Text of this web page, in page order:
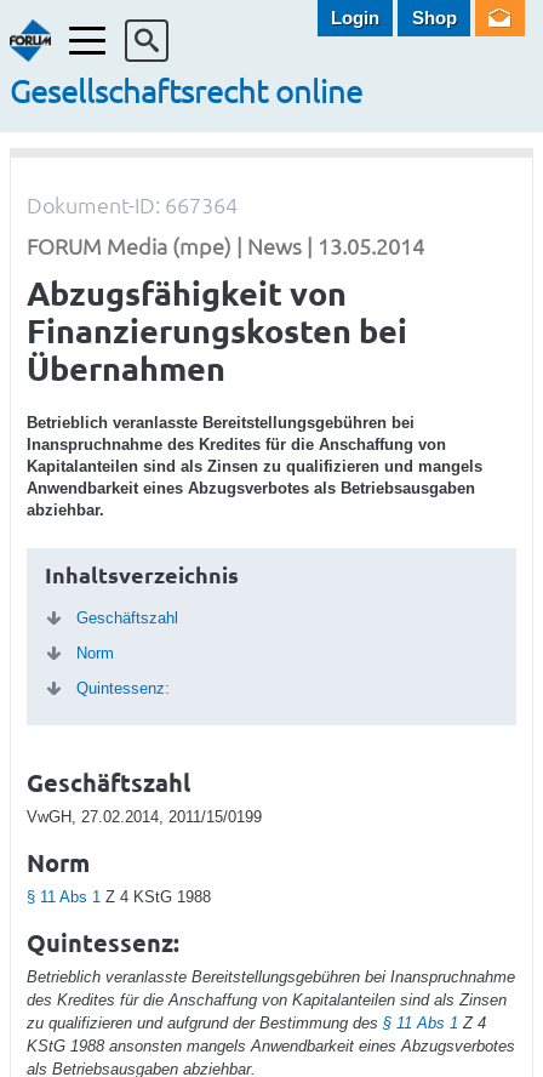
Menü
Gesellschaftsrecht online
Login Shop
Dokument-ID: 667364
FORUM Media (mpe) | News | 13.05.2014
Abzugsfähigkeit von
Finanzierungskosten bei
Übernahmen
Betrieblich veranlasste Bereitstellungsgebühren bei
Inanspruchnahme des Kredites für die Anschaffung von
Kapitalanteilen sind als Zinsen zu qualifizieren und mangels
Anwendbarkeit eines Abzugsverbotes als Betriebsausgaben
abziehbar.
Inhaltsverzeichnis
Geschäftszahl
Norm
Quintessenz:
Geschäftszahl
VwGH, 27.02.2014, 2011/15/0199
Norm
§ 11 Abs 1 Z 4 KStG 1988
Quintessenz:
Betrieblich veranlasste Bereitstellungsgebühren bei Inanspruchnahme
des Kredites für die Anschaffung von Kapitalanteilen sind als Zinsen
zu qualifizieren und aufgrund der Bestimmung des § 11 Abs 1 Z 4
KStG 1988 ansonsten mangels Anwendbarkeit eines Abzugsverbotes
als Betriebsausgaben abziehbar.